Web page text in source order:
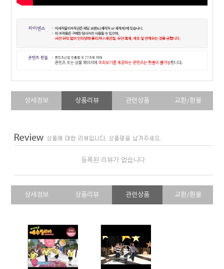
상세정보 상품리뷰 관련상품 교환/환불
등록된 리뷰가 없습니다.
상세정보 상품리뷰 관련상품 교환/환불